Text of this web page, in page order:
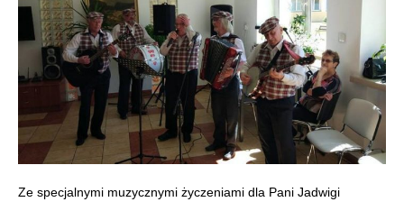
Ze specjalnymi muzycznymi życzeniami dla Pani Jadwigi